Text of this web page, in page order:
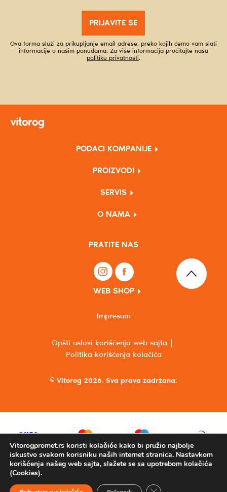
PRIJAVITE SE
Ova forma služi za prikupljanje email adrese, preko kojih ćemo vam slati
informacije o našim ponudama. Za više informacija pročitajte našu
politiku privatnosti.
PODACI KOMPANIJE
PROIZVODI
SERVIS
O NAMA
PRATITE NAS
WEB SHOP
© Vitorog 2026. Sva prava zadržana.
Opšti uslovi korišćenja web sajta
Politika korišćenja kolačića
Impresum
Vitorogpromet.rs koristi kolačiće kako bi pružio najbolje
iskustvo svakom korisniku naših internet stranica. Nastavkom
korišćenja našeg web sajta, slažete se sa upotrebom kolačića
(Cookies).
Close GDPR Cookie